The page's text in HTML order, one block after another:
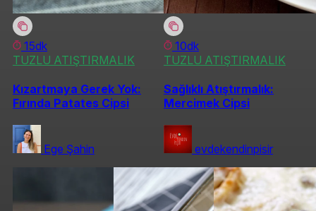
15dk
TUZLU ATIŞTIRMALIK
Kızartmaya Gerek Yok:
Fırında Patates Cipsi
Ege Şahin
10dk
TUZLU ATIŞTIRMALIK
Sağlıklı Atıştırmalık:
Mercimek Cipsi
evdekendinpisir